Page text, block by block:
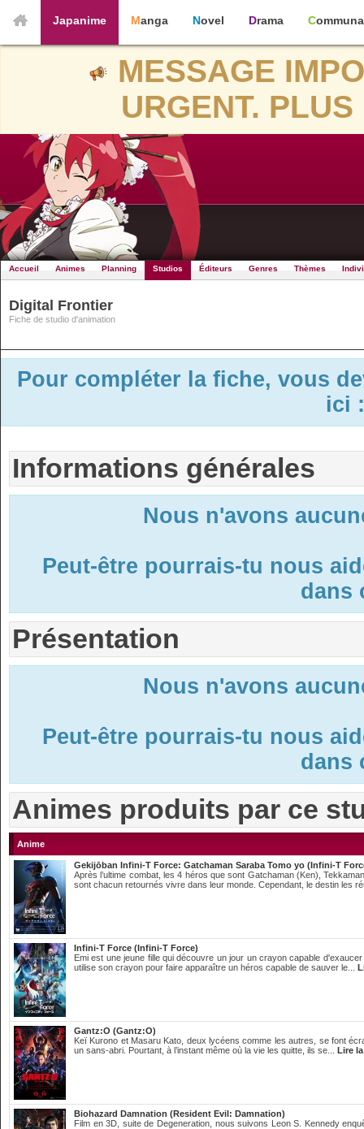
Japanime Manga Novel Drama
MESSAGE
URGENT.
Accueil Animes Planning Studios Éditeurs Genres Thèmes
Digital Frontier
Fiche de studio d'animation
Pour compléter la fiche, vous
ici
Informations générales
Nous n'avons
Peut-être pourrais-tu nous
dans
Présentation
Nous n'avons
Peut-être pourrais-tu nous
dans
Animes produits par ce
Anime
Gekijōban Infini-T Force: Gatchaman Saraba Tomo yo (Infini-T
Après l’ultime combat, les 4 héros que sont Gatchaman (Ken),
sont chacun retournés vivre dans leur monde. Cependant, le destin les
Infini-T Force (Infini-T Force)
Emi est une jeune fille qui découvre un jour un crayon capable
utilise son crayon pour faire apparaître un héros capable de sauver le...
Gantz:O (Gantz:O)
Keï Kurono et Masaru Kato, deux lycéens comme les autres, se font
un sans-abri. Pourtant, à l’instant même où la vie les quitte, ils se... Lire
Biohazard Damnation (Resident Evil: Damnation)
Film en 3D, suite de Degeneration, nous suivons Leon S. Kennedy